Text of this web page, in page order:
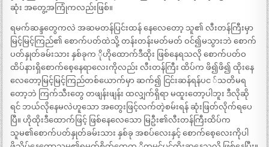
ဆုံး အတွေ့အကြုံကလည်းဖြစ်။
ရမက်ဆန္ဒတွေကလဲ အဆမတန်ပြင်းထန် နေလေတော့ သူ၏ လီးတန်ကြီးမှာ
မြင့်မြင့်ကြည်၏ စောက်ပတ်ထဲသို့ တန်းတန်းမတ်မတ် ဝင်၍မသွားဘဲ စောက်
ပတ်နှုတ်ခမ်းသား နှစ်ခုက ိုဟိုထောက်ဒီထိုး ဖြစ်နေရသလို စောက်ပတ်ဝ
ထိပ်နားရှိစောက်စေ့နေရာလေးကိုလည်း လီးတန်ကြီး ထိပ်က ဖိ၍ဖိ၍ ထိုးနေ
လေတော့မြင့်မြင့်ကြည်တစ်ယောက်မှာ ဆက်၍ ငြင်းဆန်ရန်ပင ်သတိမရ
တော့ဘဲ ကြက်သီးတွေ တဖျန်းဖျန်း ထလျှက်ရှိရာ မထူးတော့ပါဘူး ဒီလိုဆို
ရင် ဘယ်လိုနေမလဲဟူသော အတွေးဖြင့်လက်တဲ့စမ်းရန် ဆုံးဖြတ်လိုက်ရပေ
ပြီ။ ဟိုထိုးဒီထောက်ဖြင့် ဖြစ်နေလေသော မြဦး၏လီးတန်ကြီးထိပ်က
သူမ၏စောက်ပတ်နှုတ်ခမ်းသား နှစ်ခု အစပ်လေးနှင့် စောက်စေ့လေးကိုပါ